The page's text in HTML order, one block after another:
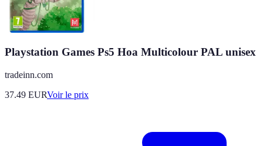
Playstation Games Ps5 Hoa Multicolour PAL unisex
tradeinn.com
37.49 EURVoir le prix